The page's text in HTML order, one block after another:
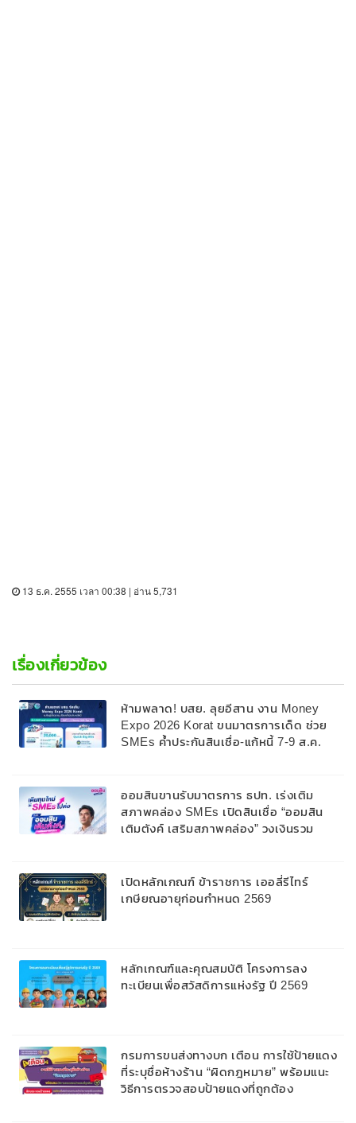
13 ธ.ค. 2555 เวลา 00:38 | อ่าน 5,731
เรื่องเกี่ยวข้อง
ห้ามพลาด! บสย. ลุยอีสาน งาน Money
Expo 2026 Korat ขนมาตรการเด็ด ช่วย
SMEs ค้ำประกันสินเชื่อ-แก้หนี้ 7-9 ส.ค.
ออมสินขานรับมาตรการ ธปท. เร่งเติม
สภาพคล่อง SMEs เปิดสินเชื่อ “ออมสิน
เติมตังค์ เสริมสภาพคล่อง” วงเงินรวม
สูงสุด 10 ปี
เปิดหลักเกณฑ์ ข้าราชการ เออลี่รีไทร์
เกษียณอายุก่อนกำหนด 2569
หลักเกณฑ์และคุณสมบัติ โครงการลง
ทะเบียนเพื่อสวัสดิการแห่งรัฐ ปี 2569
กรมการขนส่งทางบก เตือน การใช้ป้ายแดง
ที่ระบุชื่อห้างร้าน “ผิดกฎหมาย” พร้อมแนะ
วิธีการตรวจสอบป้ายแดงที่ถูกต้อง